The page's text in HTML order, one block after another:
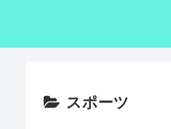
スポーツ